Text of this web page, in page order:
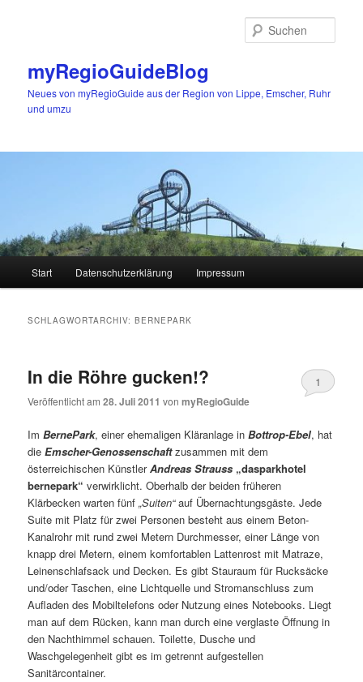
myRegioGuideBlog
Neues von myRegioGuide aus der Region von Lippe, Emscher, Ruhr
und umzu
Start Datenschutzerklärung Impressum
SCHLAGWORTARCHIV:BERNEPARK
In die Röhre gucken!?
Veröffentlicht am28. Juli 2011 vonmyRegioGuide
1
ImBernePark, einer ehemaligen Kläranlage inBottrop-Ebel, hat
dieEmscher-Genossenschaftzusammen mit dem
österreichischen KünstlerAndreas Strauss „dasparkhotel
bernepark“ verwirklicht. Oberhalb der beiden früheren
Klärbecken warten fünf„Suiten“auf Übernachtungsgäste. Jede
Suite mit Platz für zwei Personen besteht aus einem Beton-
Kanalrohr mit rund zwei Metern Durchmesser, einer Länge von
knapp drei Metern, einem komfortablen Lattenrost mit Matraze,
Leinenschlafsack und Decken. Es gibt Stauraum für Rucksäcke
und/oder Taschen, eine Lichtquelle und Stromanschluss zum
Aufladen des Mobiltelefons oder Nutzung eines Notebooks. Liegt
man auf dem Rücken, kann man durch eine verglaste Öffnung in
den Nachthimmel schauen. Toilette, Dusche und
Waschgelegenheit gibt es im getrennt aufgestellen
Sanitärcontainer.